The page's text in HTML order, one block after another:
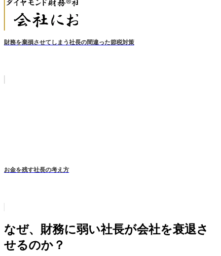
財務を棄損させてしまう社長の間違った節税対策
お金を残す社長の考え方
なぜ、財務に弱い社長が会社を衰退さ
せるのか？